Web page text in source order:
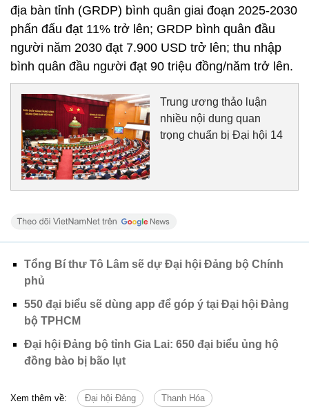
địa bàn tỉnh (GRDP) bình quân giai đoạn 2025-2030
phấn đấu đạt 11% trở lên; GRDP bình quân đầu
người năm 2030 đạt 7.900 USD trở lên; thu nhập
bình quân đầu người đạt 90 triệu đồng/năm trở lên.
Trung ương thảo luận
nhiều nội dung quan
trọng chuẩn bị Đại hội 14
Tổng Bí thư Tô Lâm sẽ dự Đại hội Đảng bộ Chính
phủ
550 đại biểu sẽ dùng app để góp ý tại Đại hội Đảng
bộ TPHCM
Đại hội Đảng bộ tỉnh Gia Lai: 650 đại biểu ủng hộ
đồng bào bị bão lụt
Xem thêm về: Đại hội Đảng Thanh Hóa